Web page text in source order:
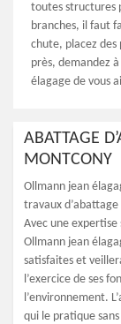
toutes structures
branches, il faut
chute, placez des
près, demandez
élagage de vous
ABATTAGE
MONTCONY
Ollmann jean
travaux
Avec une expertise
Ollmann jean
satisfaites et
l’exercice de ses
l’environnement.
qui le pratique